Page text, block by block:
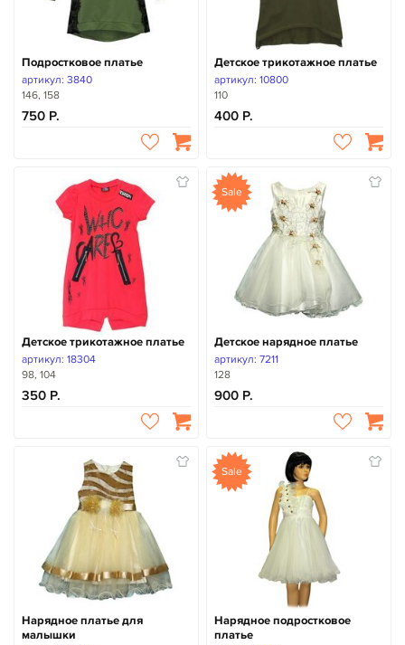
Подростковое платье
артикул: 3840
146, 158
750
Детское трикотажное платье
артикул: 10800
110
400
Детское трикотажное платье
артикул: 18304
98, 104
350
Sale
Детское нарядное платье
артикул: 7211
128
900
Нарядное платье для
малышки
Sale
Нарядное подростковое
платье